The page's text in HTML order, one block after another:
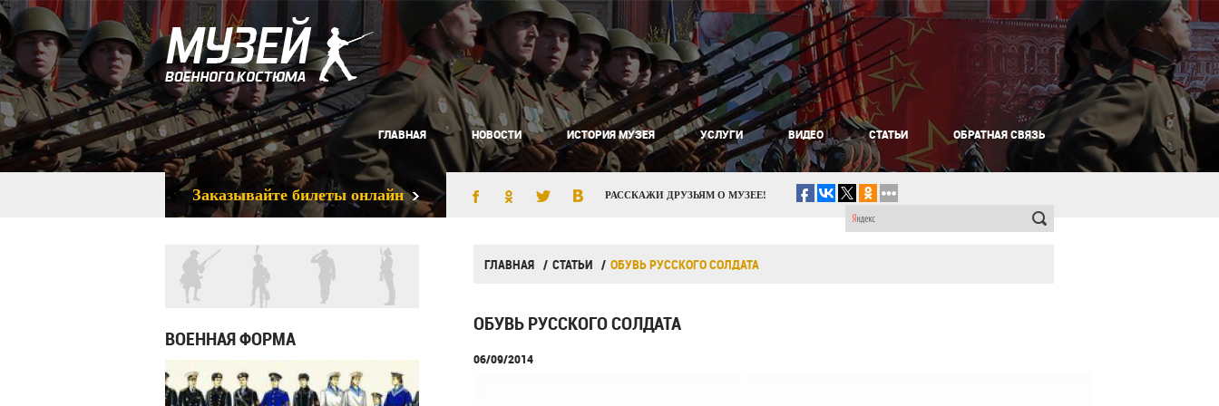
ГЛАВНАЯ НОВОСТИ ИСТОРИЯ МУЗЕЯ УСЛУГИ ВИДЕО СТАТЬИ ОБРАТНАЯ СВЯЗЬ
Заказывайте билеты онлайн РАССКАЖИ ДРУЗЬЯМ О МУЗЕЕ!
ВОЕННАЯ ФОРМА
ГЛАВНАЯ СТАТЬИ ОБУВЬ РУССКОГО СОЛДАТА
ОБУВЬ РУССКОГО СОЛДАТА
06/09/2014